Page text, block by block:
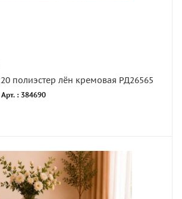
полиэстер лён кремовая РД26565
Арт. : 384690